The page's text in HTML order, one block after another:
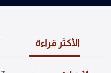
الأكثر قراءة